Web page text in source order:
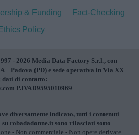
& Funding
Fact-Checking
Ethics Policy
- 2026 Media Data Factory S.r.l., con
– Padova (PD) e sede operativa in Via XX
dati di contatto:
P.IVA 09595010969
diversamente indicato, tutti i contenuti
robadadonne.it sono rilasciati sotto
- Non commerciale - Non opere derivate